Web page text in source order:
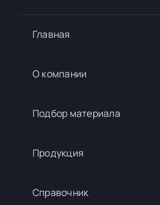
Главная
О компании
Подбор материалa
Продукция
Справочник